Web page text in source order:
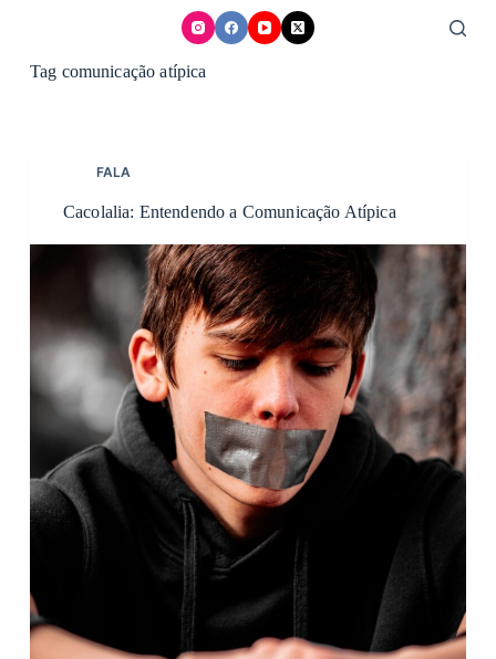
Tag comunicação atípica
FALA
Cacolalia: Entendendo a Comunicação Atípica